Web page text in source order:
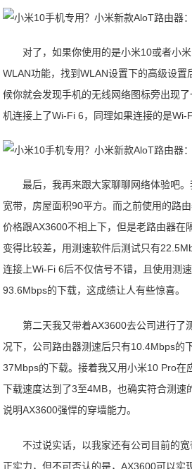
对了，如果你使用的是小米10或者小
WLAN功能，找到WLAN设置下的高级设置
候你就会发现手机的无线网络图标旁出现
机连接上了Wi-Fi 6，同理如果连接的是Wi-
最后，我再来跟大家聊聊网络体验吧
宽带，房屋面积90平方。而之前使用的路
价格跟AX3600不相上下，但是老路由器在
变得比较差，用测速软件后测试只有
连接上Wi-Fi 6后不仅信号不错，且使用测
93.6Mbps的下载，这成绩让人有些惊喜。
第二天我又带着AX3600去公司进行了
况下，公司路由器测速后只有10.4Mbps的
37Mbps的下载。接着我又用小米10 Pro在
下载速度达到了3至4MB，也确实符合测速
说明AX3600强悍的穿墙能力。
不过说实话，以我家还有公司目前的
正实力，但不可否认的是，AX3600可以实